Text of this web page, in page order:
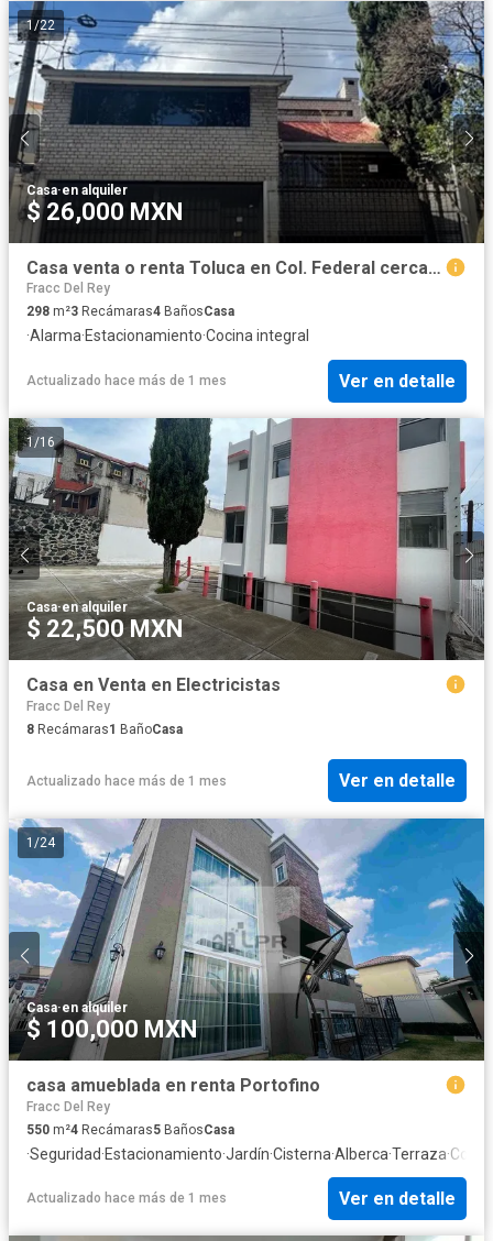
1 /22
Casa·en alquiler
$ 26,000 MXN
Casa venta o renta Toluca en Col. Federal cerca de Tollocan y del Sanatorio Toluca, remodelada.
Fracc Del Rey
298 m²3 Recámaras4 BañosCasa
·Alarma·Estacionamiento·Cocina integral
Actualizado hace más de 1 mes Ver en detalle
1 /16
Casa·en alquiler
$ 22,500 MXN
Casa en Venta en Electricistas
Fracc Del Rey
8 Recámaras1 BañoCasa
Actualizado hace más de 1 mes Ver en detalle
1 /24
Casa·en alquiler
$ 100,000 MXN
casa amueblada en renta Portofino
Fracc Del Rey
550 m²4 Recámaras5 BañosCasa
·Seguridad·Estacionamiento·Jardín·Cisterna·Alberca·Terraza·
Actualizado hace más de 1 mes Ver en detalle